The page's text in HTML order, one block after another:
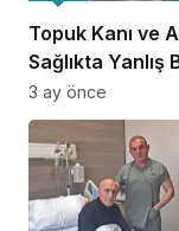
Topuk Kanı ve
Sağlıkta Yanlış
Dikkat!
3 ay önce